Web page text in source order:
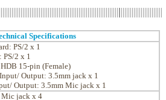
Specifications
PS/2 x 1
PS/2 x 1
15-pin (Female)
Output: 3.5mm jack x 1
Output: 3.5mm Mic jack x 1
Mic jack x 4